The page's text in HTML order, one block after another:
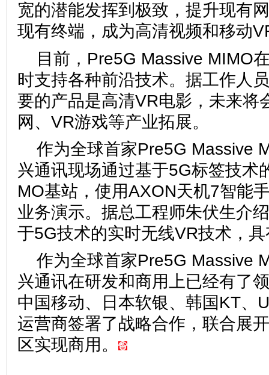
宽的潜能发挥到极致，提升现有
现有终端，成为高清视频和移动
目前，Pre5G Massive MIMO
时支持各种前沿技术。据工作人
要的产品是高清VR电影，未来将
网、VR游戏等产业拓展。
作为全球首家Pre5G Massive
兴通讯现场通过基于5G标签技术
MO基站，使用AXON天机7智能
业务演示。据总工程师朱伏生介
于5G技术的实时无线VR技术，
作为全球首家Pre5G Massive
兴通讯在研发和商用上已经有了
中国移动、日本软银、韩国KT、
运营商签署了战略合作，联合展
区实现商用。